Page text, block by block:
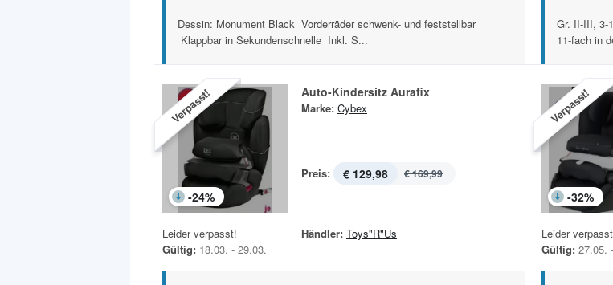
Dessin: Monument Black Vorderräder schwenk- und feststellbar
Klappbar in Sekundenschnelle Inkl. S...
Gr. II-III, 3-
11-fach in
Verpasst!
-24%
Auto-Kindersitz Aurafix
Marke: Cybex
Preis: € 129,98 € 169,99
Leider verpasst!
Gültig: 18.03. - 29.03.
Händler: Toys"R"Us
Verpasst!
-32%
Leider
Gültig: 27.05.